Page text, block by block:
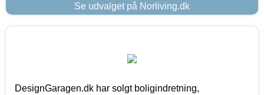
Se udvalget på Norliving.dk
DesignGaragen.dk har solgt boligindretning,